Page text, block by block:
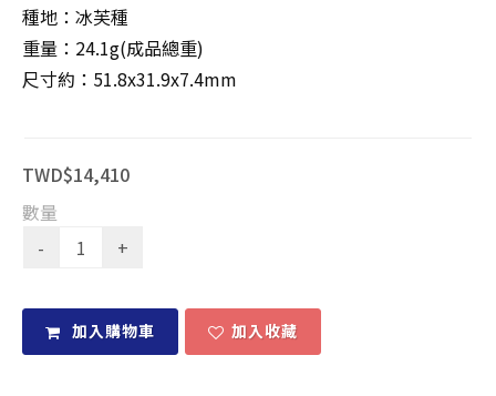
種地：冰芙種
重量：24.1g(成品總重)
尺寸約：51.8x31.9x7.4mm
TWD$14,410
數量
加入購物車 加入收藏